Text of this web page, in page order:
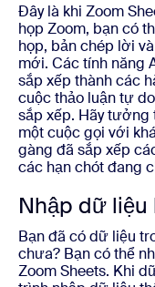
Đây là khi Zoom
họp Zoom, bạn có
họp, bản chép lời
mới. Các tính năng
sắp xếp thành các
cuộc thảo luận tự
sắp xếp. Hãy tưởng
một cuộc gọi với
gàng đã sắp xếp
các hạn chót đang
Nhập dữ liệu
Bạn đã có dữ liệu
chưa? Bạn có thể
Zoom Sheets. Khi